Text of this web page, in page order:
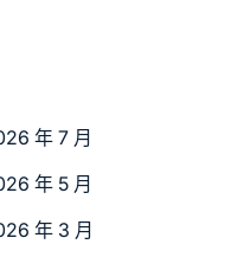
年 7 月
年 5 月
年 3 月